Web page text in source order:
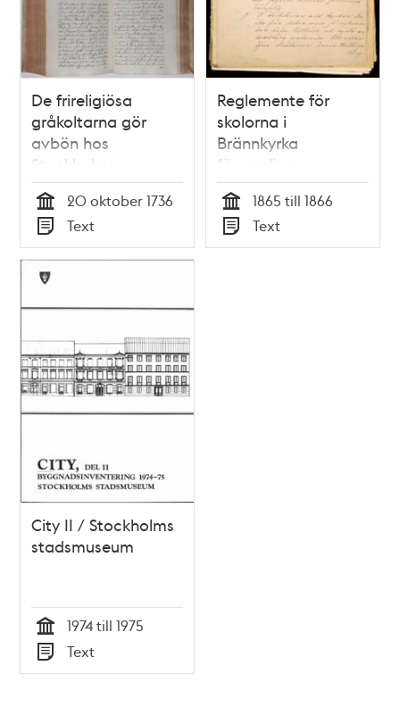
De frireligiösa
gråkoltarna gör
avbön hos
Stockholms
domkapitel 1736
Tid
20 oktober 1736
Typ
Text
Reglemente för
skolorna i
Brännkyrka
församling
(nuvarande
söderförort),
fastställda 1866
Tid
1865 till 1866
Typ
Text
City II / Stockholms
stadsmuseum
Tid
1974 till 1975
Typ
Text